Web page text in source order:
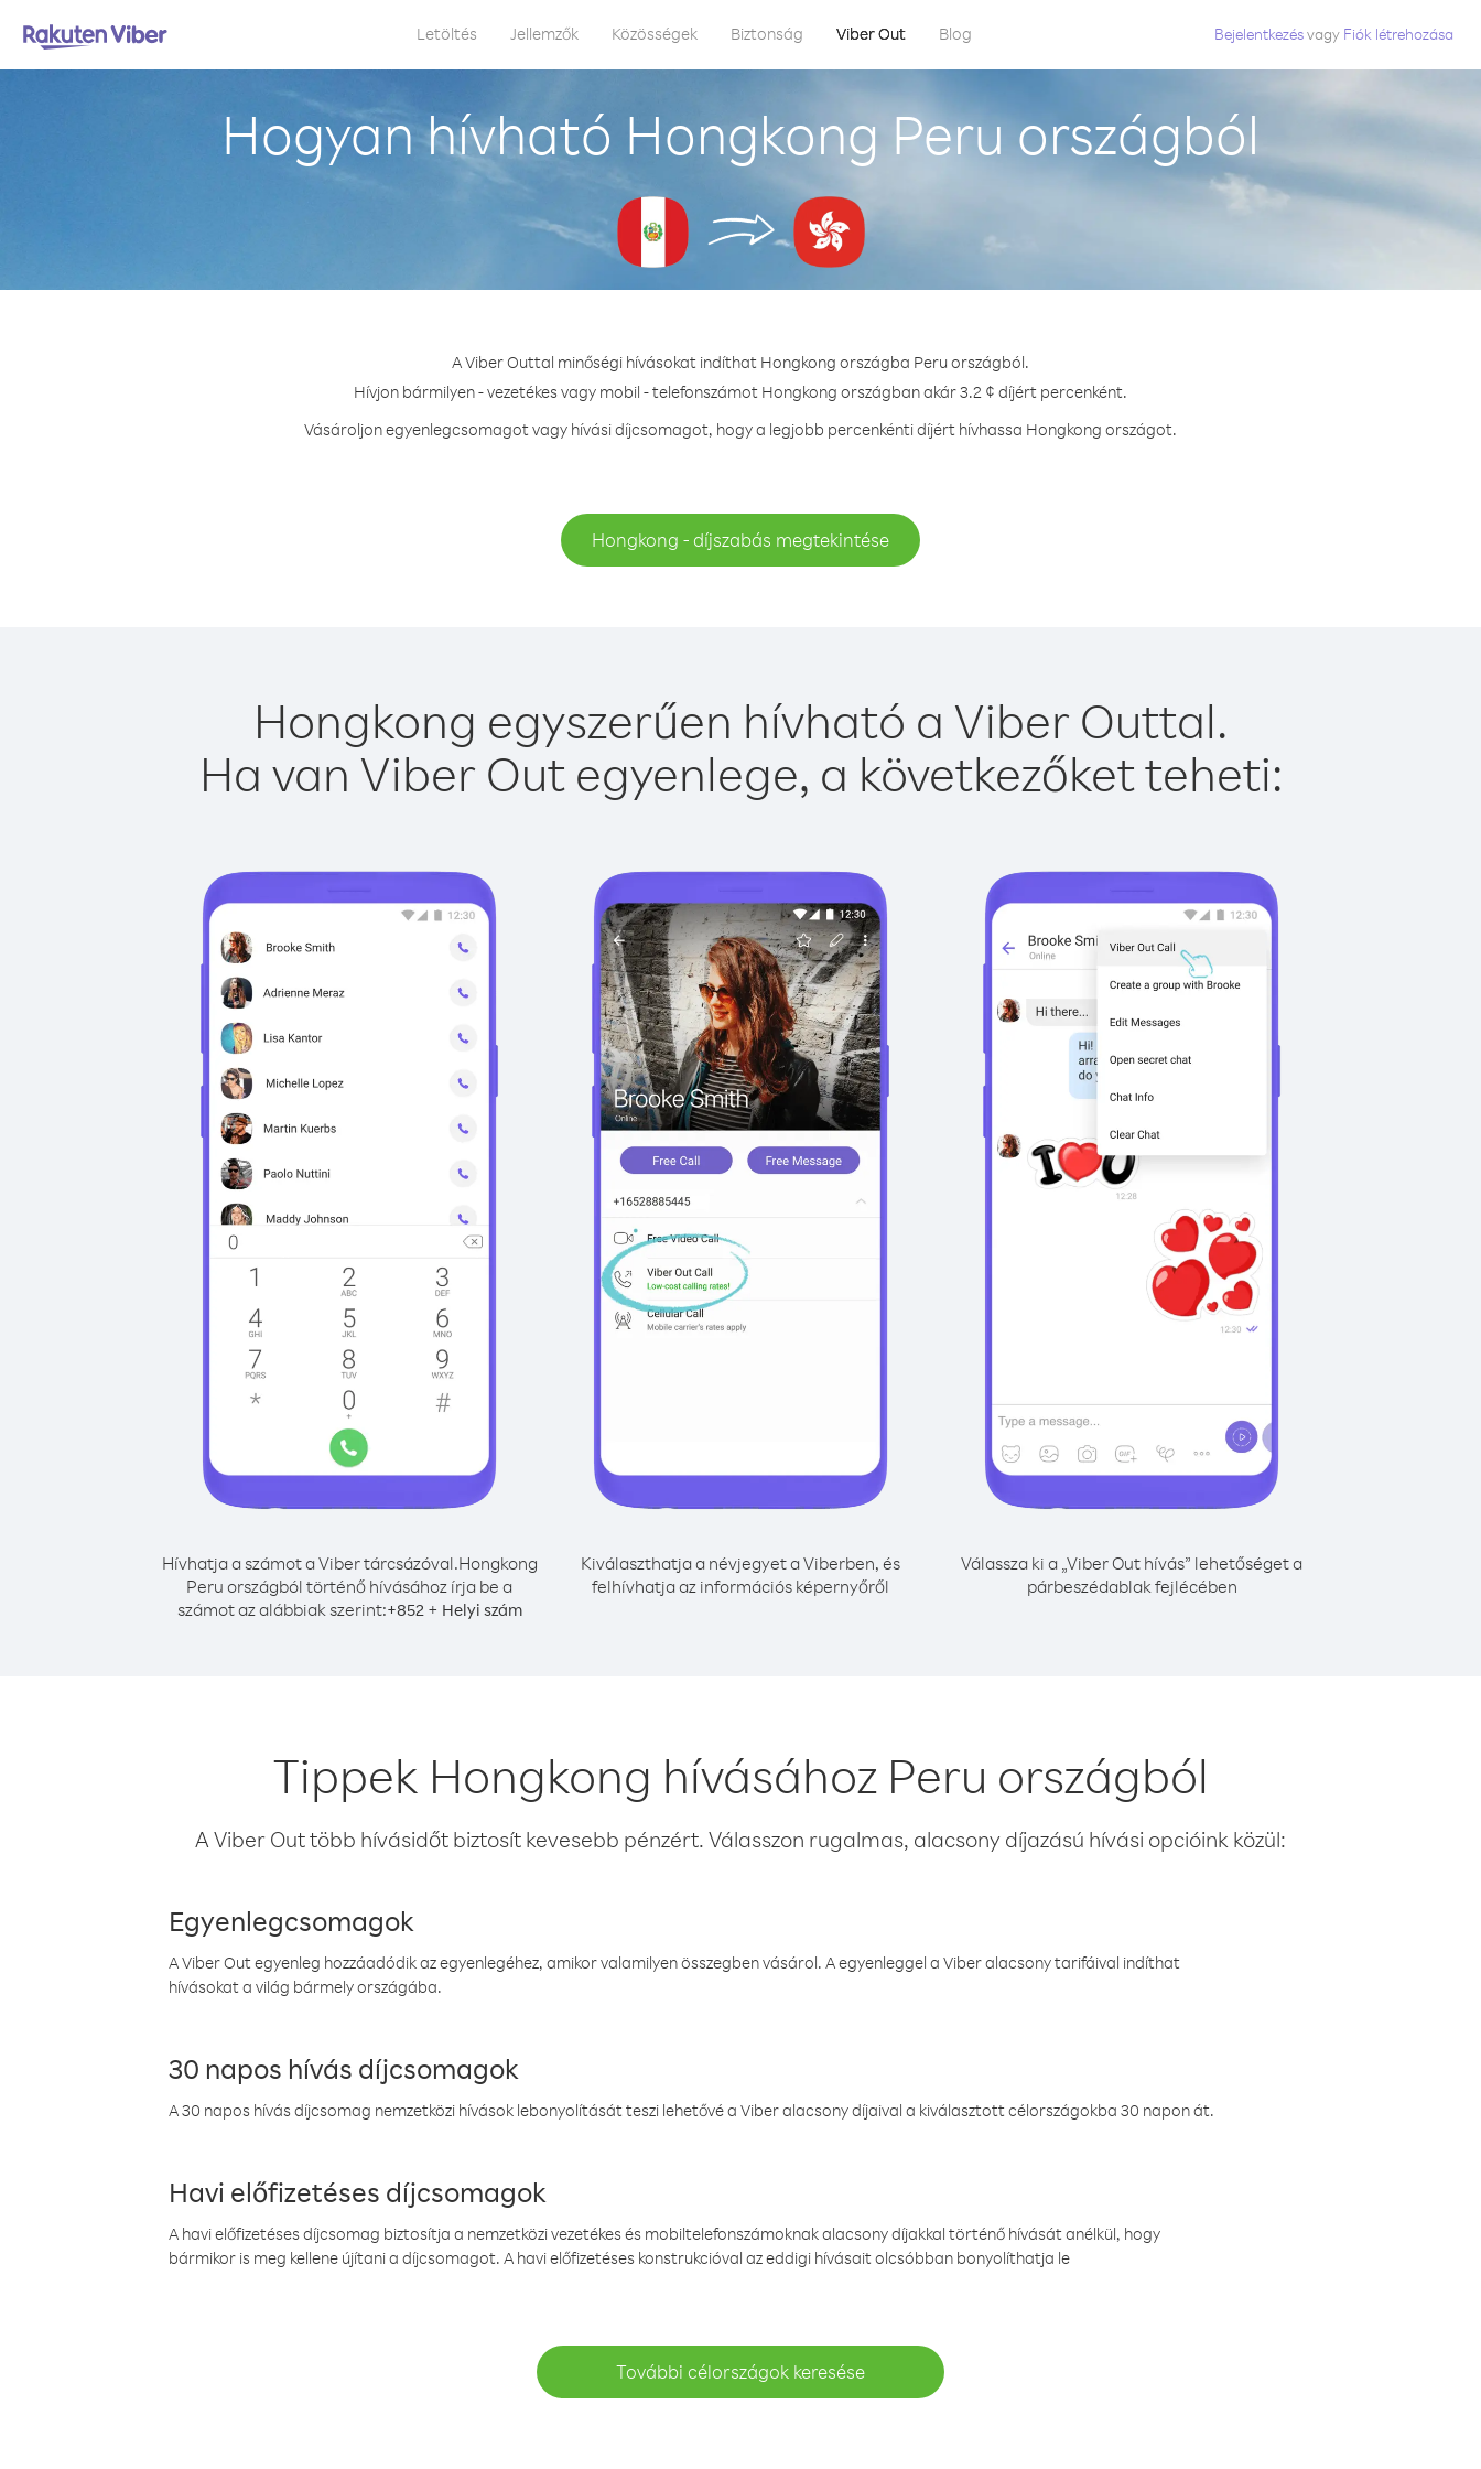
Letöltés Jellemzők Közösségek Biztonság Viber Out Blog Bejelentkezésvagy Fiók létrehozása
Hogyan hívható Hongkong Peru országból
A Viber Outtal minőségi hívásokat indíthat Hongkong országba Peru országból.
Hívjon bármilyen - vezetékes vagy mobil - telefonszámot Hongkong országban akár 3.2 ¢ díjért percenként.
Vásároljon egyenlegcsomagot vagy hívási díjcsomagot, hogy a legjobb percenkénti díjért hívhassa Hongkong országot.
Hongkong - díjszabás megtekintése
Hongkong egyszerűen hívható a Viber Outtal.
Ha van Viber Out egyenlege, a következőket teheti:
Hívhatja a számot a Viber tárcsázóval.Hongkong
Peru országból történő hívásához írja be a
számot az alábbiak szerint:+852+ Helyi szám
Kiválaszthatja a névjegyet a Viberben, és
felhívhatja az információs képernyőről
Válassza ki a „Viber Out hívás” lehetőséget a
párbeszédablak fejlécében
Tippek Hongkong hívásához Peru országból
A Viber Out több hívásidőt biztosít kevesebb pénzért. Válasszon rugalmas, alacsony díjazású hívási opcióink közül:
Egyenlegcsomagok
A Viber Out egyenleg hozzáadódik az egyenlegéhez, amikor valamilyen összegben vásárol. A egyenleggel a Viber alacsony tarifáival indíthat
hívásokat a világ bármely országába.
30 napos hívás díjcsomagok
A 30 napos hívás díjcsomag nemzetközi hívások lebonyolítását teszi lehetővé a Viber alacsony díjaival a kiválasztott célországokba 30 napon át.
Havi előfizetéses díjcsomagok
A havi előfizetéses díjcsomag biztosítja a nemzetközi vezetékes és mobiltelefonszámoknak alacsony díjakkal történő hívását anélkül, hogy
bármikor is meg kellene újítani a díjcsomagot. A havi előfizetéses konstrukcióval az eddigi hívásait olcsóbban bonyolíthatja le
További célországok keresése